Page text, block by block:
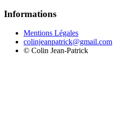
Informations
Mentions Légales
colinjeanpatrick@gmail.com
© Colin Jean-Patrick